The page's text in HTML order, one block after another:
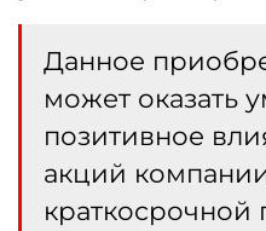
Данное
может оказать
позитивное
акций
краткосрочной